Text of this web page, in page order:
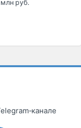
руб.